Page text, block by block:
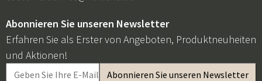
Abonnieren Sie unseren Newsletter
Erfahren Sie als Erster von Angeboten, Produktneuheiten
und Aktionen!